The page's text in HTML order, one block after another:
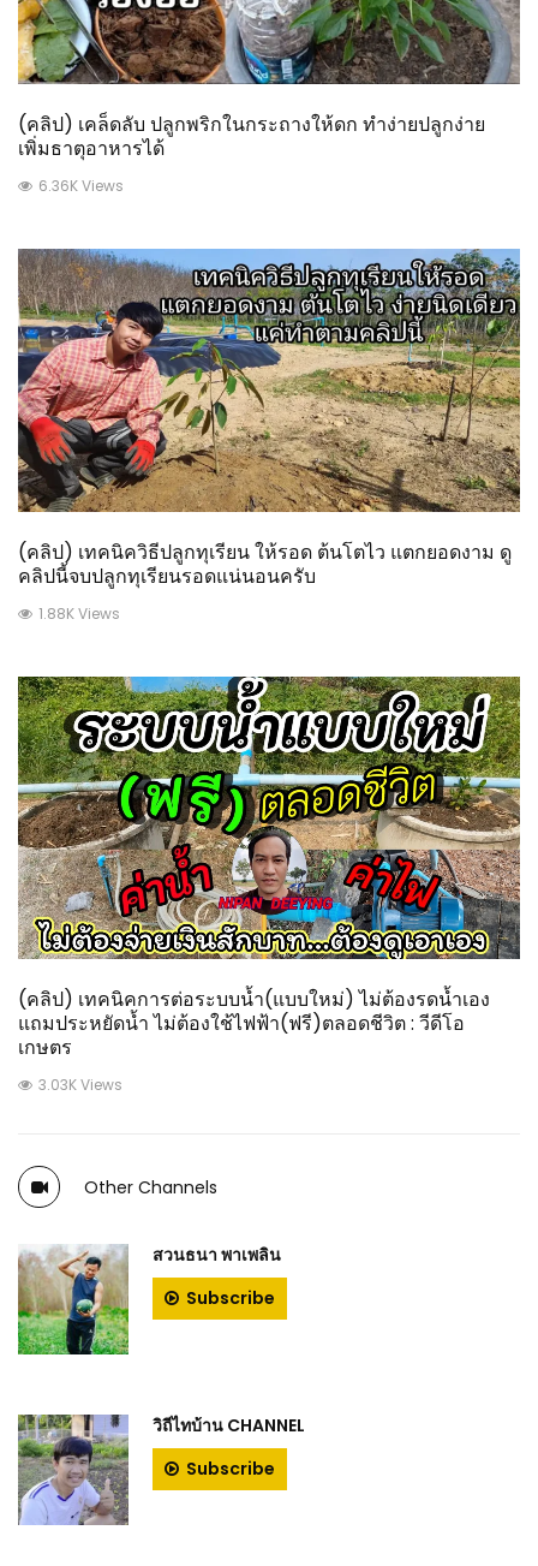
(คลิป) เคล็ดลับ ปลูกพริกในกระถางให้ดก ทำง่ายปลูกง่าย
เพิ่มธาตุอาหารได้
6.36K Views
(คลิป) เทคนิควิธีปลูกทุเรียน ให้รอด ต้นโตไว แตกยอดงาม ดู
คลิปนี้จบปลูกทุเรียนรอดแน่นอนครับ
1.88K Views
(คลิป) เทคนิคการต่อระบบน้ำ(แบบใหม่) ไม่ต้องรดน้ำเอง
แถมประหยัดน้ำ ไม่ต้องใช้ไฟฟ้า(ฟรี)ตลอดชีวิต : วีดีโอ
เกษตร
3.03K Views
Other Channels
สวนธนา พาเพลิน
Subscribe
วิถีไทบ้าน CHANNEL
Subscribe